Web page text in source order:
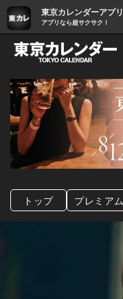
東京カレンダーアプリ
アプリなら超サクサク！
トップ プレミアム